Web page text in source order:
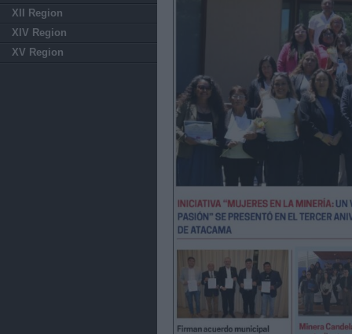
XII Region
XIV Region
XV Region